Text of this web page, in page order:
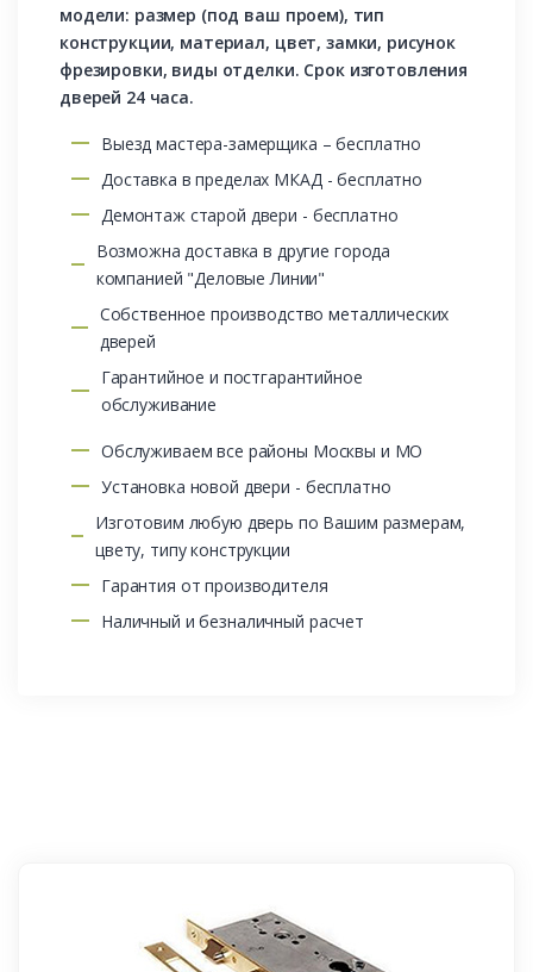
модели: размер (под ваш проем), тип
конструкции, материал, цвет, замки, рисунок
фрезировки, виды отделки. Срок изготовления
дверей 24 часа.
Выезд мастера-замерщика – бесплатно
Доставка в пределах МКАД - бесплатно
Демонтаж старой двери - бесплатно
Возможна доставка в другие города
компанией "Деловые Линии"
Собственное производство металлических
дверей
Гарантийное и постгарантийное
обслуживание
Обслуживаем все районы Москвы и МО
Установка новой двери - бесплатно
Изготовим любую дверь по Вашим размерам,
цвету, типу конструкции
Гарантия от производителя
Наличный и безналичный расчет